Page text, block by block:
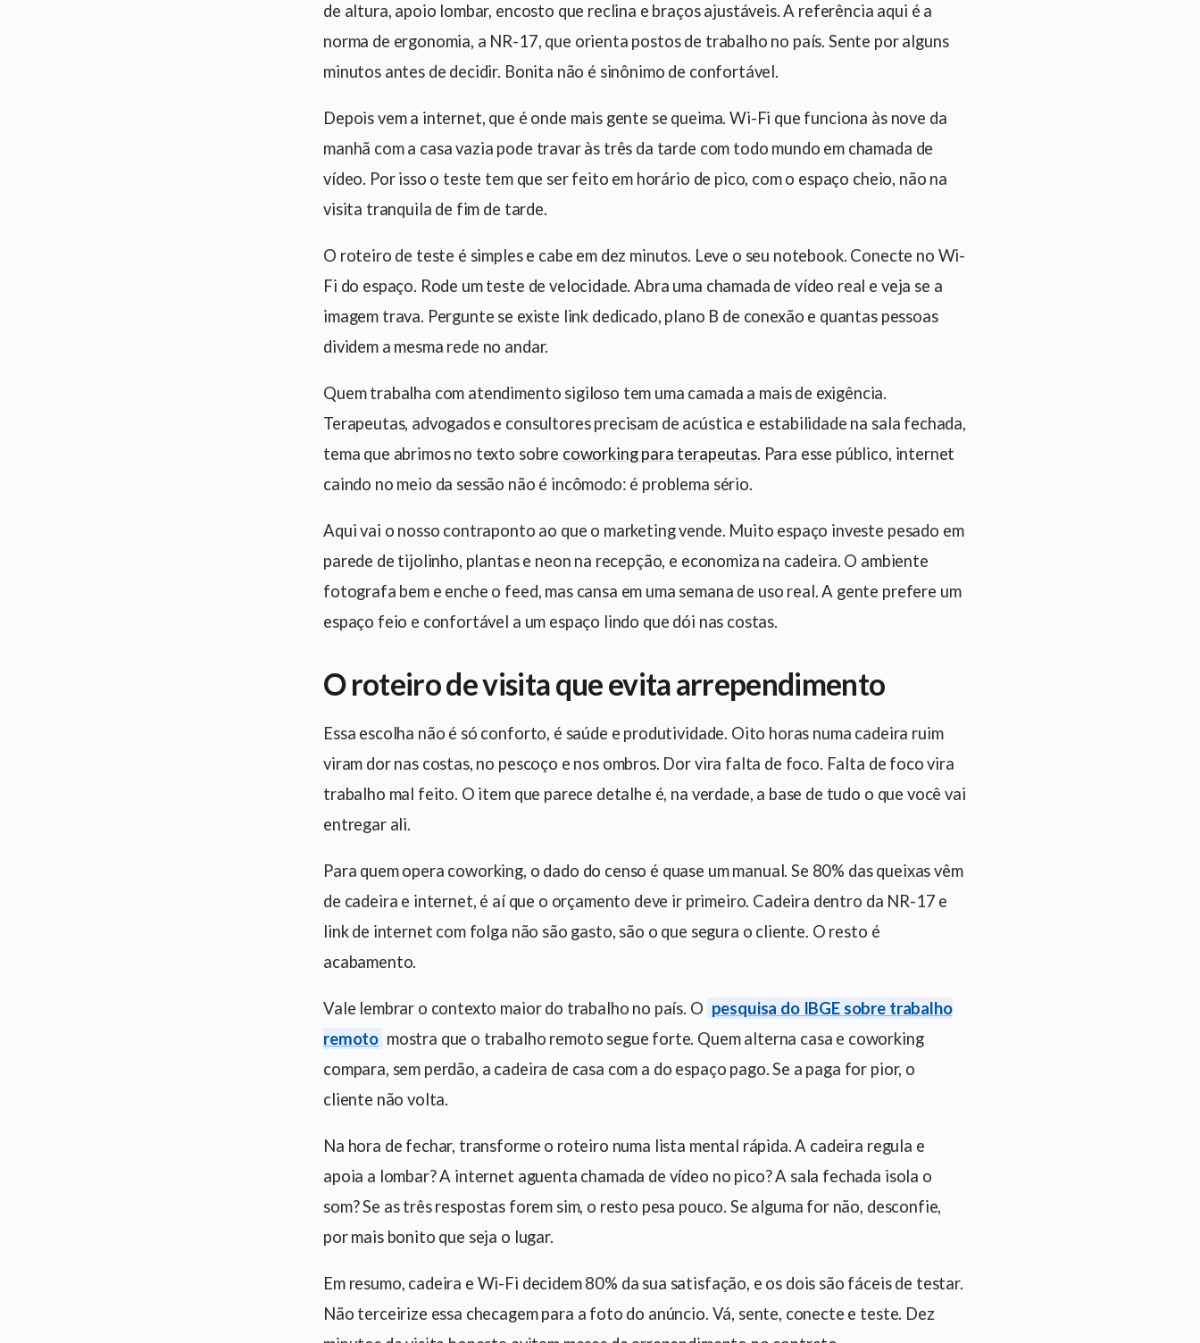
de altura, apoio lombar, encosto que reclina e braços ajustáveis. A referência aqui é a
norma de ergonomia, a NR-17, que orienta postos de trabalho no país. Sente por alguns
minutos antes de decidir. Bonita não é sinônimo de confortável.
Depois vem a internet, que é onde mais gente se queima. Wi-Fi que funciona às nove da
manhã com a casa vazia pode travar às três da tarde com todo mundo em chamada de
vídeo. Por isso o teste tem que ser feito em horário de pico, com o espaço cheio, não na
visita tranquila de fim de tarde.
O roteiro de teste é simples e cabe em dez minutos. Leve o seu notebook. Conecte no Wi-
Fi do espaço. Rode um teste de velocidade. Abra uma chamada de vídeo real e veja se a
imagem trava. Pergunte se existe link dedicado, plano B de conexão e quantas pessoas
dividem a mesma rede no andar.
Quem trabalha com atendimento sigiloso tem uma camada a mais de exigência.
Terapeutas, advogados e consultores precisam de acústica e estabilidade na sala fechada,
tema que abrimos no texto sobre coworking para terapeutas. Para esse público, internet
caindo no meio da sessão não é incômodo: é problema sério.
Aqui vai o nosso contraponto ao que o marketing vende. Muito espaço investe pesado em
parede de tijolinho, plantas e neon na recepção, e economiza na cadeira. O ambiente
fotografa bem e enche o feed, mas cansa em uma semana de uso real. A gente prefere um
espaço feio e confortável a um espaço lindo que dói nas costas.
O roteiro de visita que evita arrependimento
Essa escolha não é só conforto, é saúde e produtividade. Oito horas numa cadeira ruim
viram dor nas costas, no pescoço e nos ombros. Dor vira falta de foco. Falta de foco vira
trabalho mal feito. O item que parece detalhe é, na verdade, a base de tudo o que você vai
entregar ali.
Para quem opera coworking, o dado do censo é quase um manual. Se 80% das queixas vêm
de cadeira e internet, é aí que o orçamento deve ir primeiro. Cadeira dentro da NR-17 e
link de internet com folga não são gasto, são o que segura o cliente. O resto é
acabamento.
Vale lembrar o contexto maior do trabalho no país. O pesquisa do IBGE sobre trabalho
remoto mostra que o trabalho remoto segue forte. Quem alterna casa e coworking
compara, sem perdão, a cadeira de casa com a do espaço pago. Se a paga for pior, o
cliente não volta.
Na hora de fechar, transforme o roteiro numa lista mental rápida. A cadeira regula e
apoia a lombar? A internet aguenta chamada de vídeo no pico? A sala fechada isola o
som? Se as três respostas forem sim, o resto pesa pouco. Se alguma for não, desconfie,
por mais bonito que seja o lugar.
Em resumo, cadeira e Wi-Fi decidem 80% da sua satisfação, e os dois são fáceis de testar.
Não terceirize essa checagem para a foto do anúncio. Vá, sente, conecte e teste. Dez